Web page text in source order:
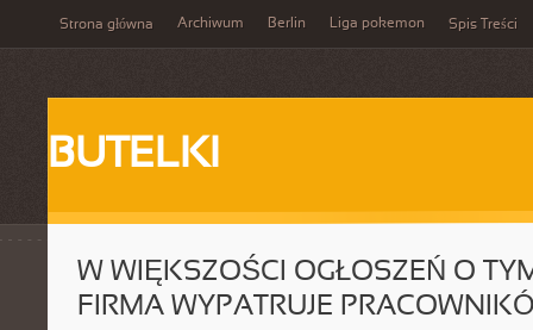
Strona główna Archiwum Berlin Liga pokemon Spis Treści
BUTELKI
W WIĘKSZOŚCI OGŁOSZEŃ O
FIRMA WYPATRUJE